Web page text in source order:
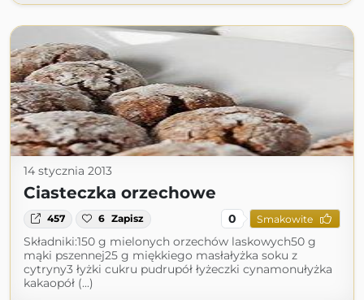
14 stycznia 2013
Ciasteczka orzechowe
457 6 Zapisz 0 Smakowite
Składniki:150 g mielonych orzechów laskowych50 g
mąki pszennej25 g miękkiego masłałyżka soku z
cytryny3 łyżki cukru pudrupół łyżeczki cynamonułyżka
kakaopół (...)